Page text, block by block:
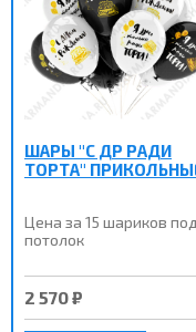
ШАРЫ "С ДР РАДИ
ТОРТА"
Цена за 15 шариков под
потолок
2 570 ₽